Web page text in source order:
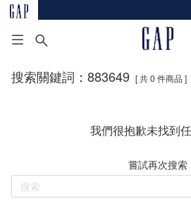
搜索關鍵詞：883649 [ 共 0 件商品 ]
我們很抱歉未找到
嘗試再次搜索